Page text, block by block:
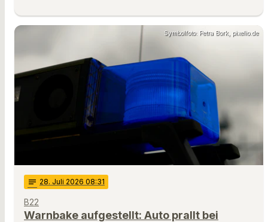
Symbolfoto: Petra Bork, pixelio.de
notes 28. Juli 2026 08:31
B22
Warnbake aufgestellt: Auto prallt bei